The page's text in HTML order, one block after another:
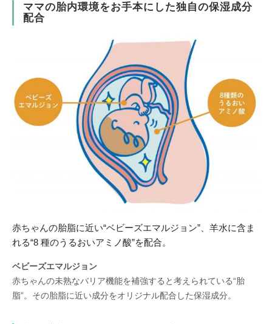
ママの胎内環境をお手本にした独自の保湿成分
配合
赤ちゃんの胎脂に近い“ベビーズエマルジョン”、羊水に含ま
れる“8 種のうるおいアミノ酸”を配合。
ベビーズエマルジョン
赤ちゃんの未熟なバリア機能を補強すると考えられている“胎
脂”。その胎脂に近い成分をオリジナル配合した保湿成分。